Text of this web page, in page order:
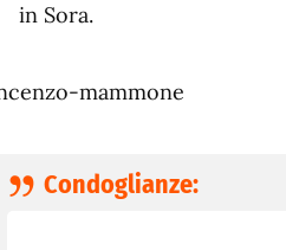
in Sora.
Condoglianze: